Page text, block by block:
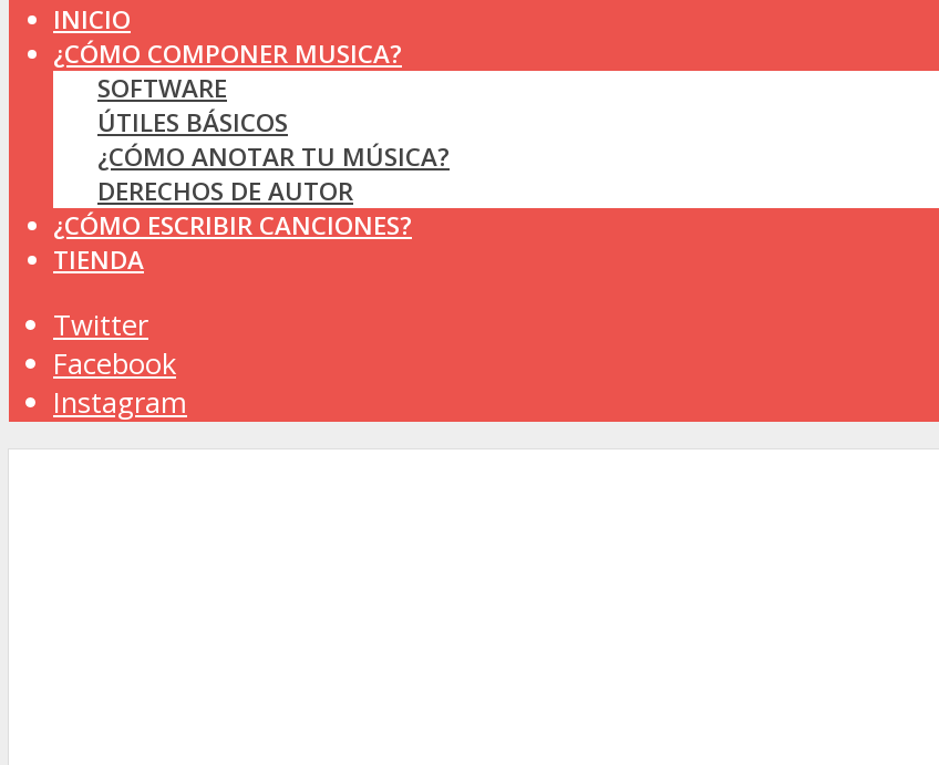
INICIO
¿CÓMO COMPONER MUSICA?
SOFTWARE
ÚTILES BÁSICOS
¿CÓMO ANOTAR TU MÚSICA?
DERECHOS DE AUTOR
¿CÓMO ESCRIBIR CANCIONES?
TIENDA
Twitter
Facebook
Instagram